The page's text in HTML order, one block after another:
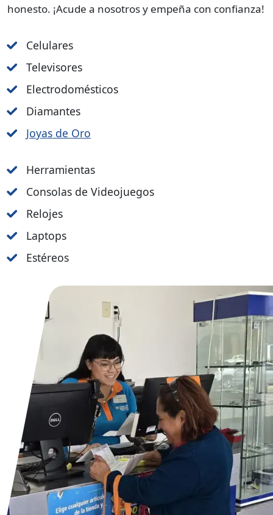
honesto. ¡Acude a nosotros y empeña con confianza!
Celulares
Televisores
Electrodomésticos
Diamantes
Joyas de Oro
Herramientas
Consolas de Videojuegos
Relojes
Laptops
Estéreos